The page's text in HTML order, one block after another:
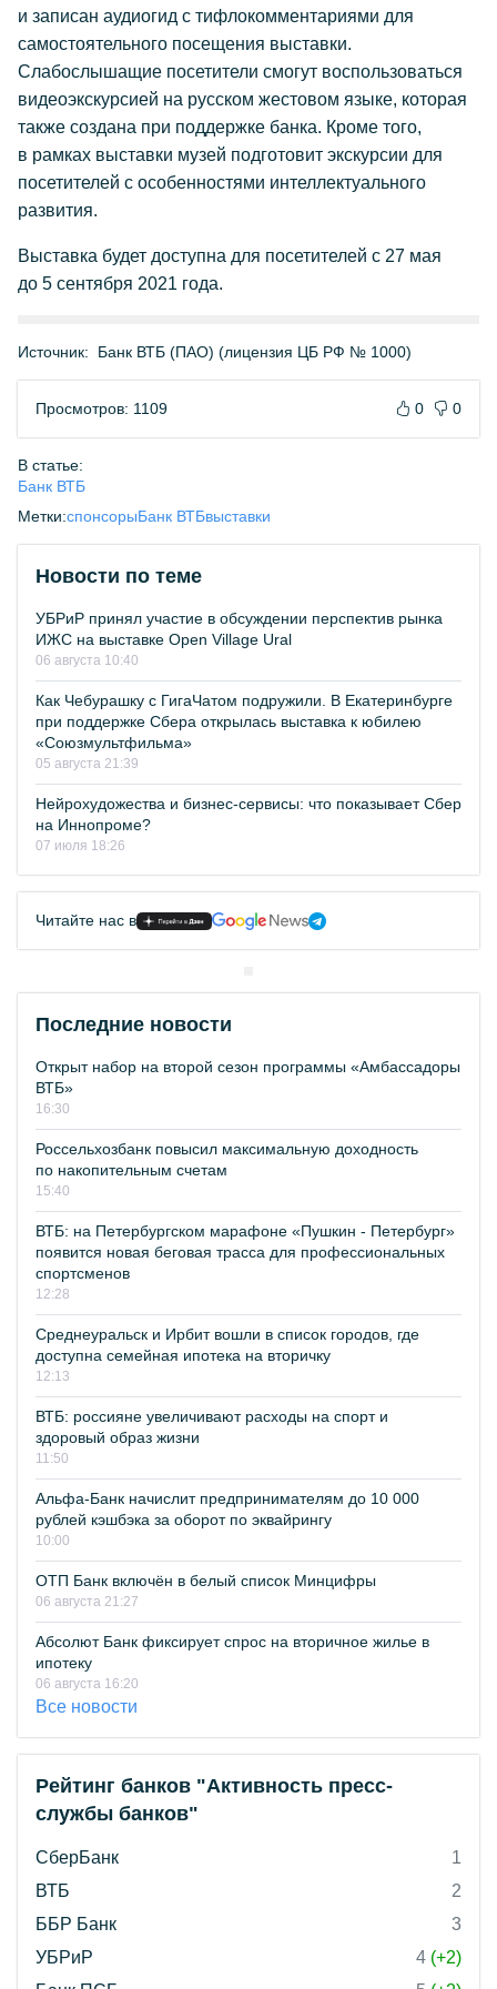
и записан аудиогид с тифлокомментариями для
самостоятельного посещения выставки.
Слабослышащие посетители смогут воспользоваться
видеоэкскурсией на русском жестовом языке, которая
также создана при поддержке банка. Кроме того,
в рамках выставки музей подготовит экскурсии для
посетителей с особенностями интеллектуального
развития.
Выставка будет доступна для посетителей с 27 мая
до 5 сентября 2021 года.
Источник: Банк ВТБ (ПАО) (лицензия ЦБ РФ № 1000)
Просмотров: 1109 0 0
В статье:
Банк ВТБ
Метки:спонсорыБанк ВТБвыставки
Новости по теме
УБРиР принял участие в обсуждении перспектив рынка
ИЖС на выставке Open Village Ural
06 августа 10:40
Как Чебурашку с ГигаЧатом подружили. В Екатеринбурге
при поддержке Сбера открылась выставка к юбилею
«Союзмультфильма»
05 августа 21:39
Нейрохудожества и бизнес-сервисы: что показывает Сбер
на Иннопроме?
07 июля 18:26
Читайте нас в
Последние новости
Открыт набор на второй сезон программы «Амбассадоры
ВТБ»
16:30
Россельхозбанк повысил максимальную доходность
по накопительным счетам
15:40
ВТБ: на Петербургском марафоне «Пушкин - Петербург»
появится новая беговая трасса для профессиональных
спортсменов
12:28
Среднеуральск и Ирбит вошли в список городов, где
доступна семейная ипотека на вторичку
12:13
ВТБ: россияне увеличивают расходы на спорт и
здоровый образ жизни
11:50
Альфа-Банк начислит предпринимателям до 10 000
рублей кэшбэка за оборот по эквайрингу
10:00
ОТП Банк включён в белый список Минцифры
06 августа 21:27
Абсолют Банк фиксирует спрос на вторичное жилье в
ипотеку
06 августа 16:20
Все новости
Рейтинг банков "Активность пресс-
службы банков"
СберБанк
1
ВТБ
2
ББР Банк
3
УБРиР
4 (+2)